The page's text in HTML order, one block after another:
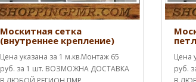
Москитная сетка
(внутреннее крепление)
Цена указана за 1 м.кв.Монтаж 65
руб. за 1 шт. ВОЗМОЖНА ДОСТАВКА
Цена
руб.